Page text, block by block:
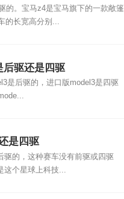
的。宝马z4是宝马旗下的一款敞篷
的长宽高分别...
后驱还是四驱
是后驱的，进口版model3是四驱
是四驱
驱的，这种赛车没有前驱或四驱
这个星球上科技...